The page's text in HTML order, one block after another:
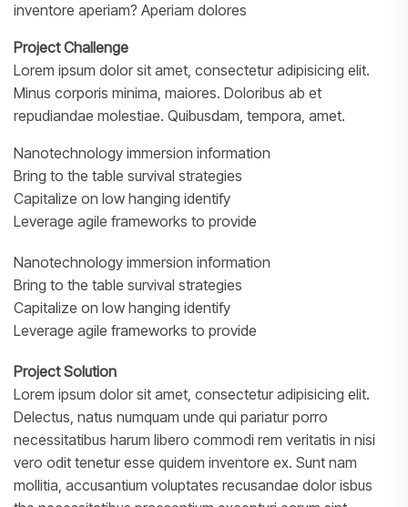
inventore aperiam? Aperiam dolores
Project Challenge
Lorem ipsum dolor sit amet, consectetur adipisicing elit.
Minus corporis minima, maiores. Doloribus ab et
repudiandae molestiae. Quibusdam, tempora, amet.
Nanotechnology immersion information
Bring to the table survival strategies
Capitalize on low hanging identify
Leverage agile frameworks to provide
Nanotechnology immersion information
Bring to the table survival strategies
Capitalize on low hanging identify
Leverage agile frameworks to provide
Project Solution
Lorem ipsum dolor sit amet, consectetur adipisicing elit.
Delectus, natus numquam unde qui pariatur porro
necessitatibus harum libero commodi rem veritatis in nisi
vero odit tenetur esse quidem inventore ex. Sunt nam
mollitia, accusantium voluptates recusandae dolor isbus